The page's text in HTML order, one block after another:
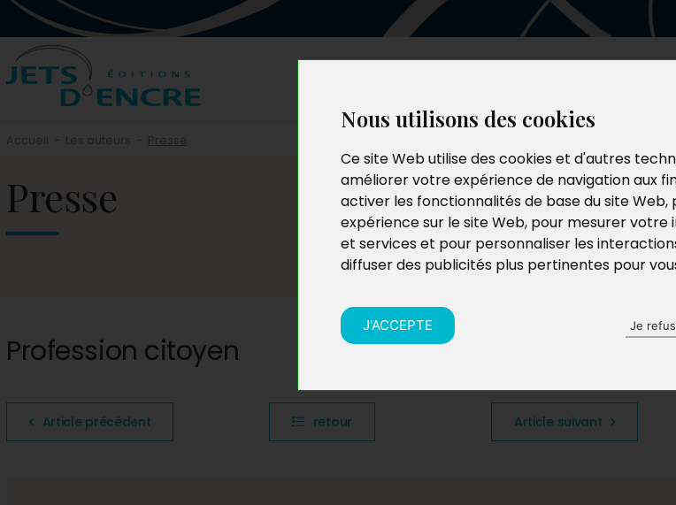
Nous utilisons des cookies
Ce site Web utilise des cookies et d'autres
améliorer votre expérience de navigation aux
activer les fonctionnalités de base du site Web,
expérience sur le site Web, pour mesurer votre
et services et pour personnaliser les
diffuser des publicités plus pertinentes pour
J'ACCEPTE Je
Presse
Profession citoyen
Article précédent retour Article suivant